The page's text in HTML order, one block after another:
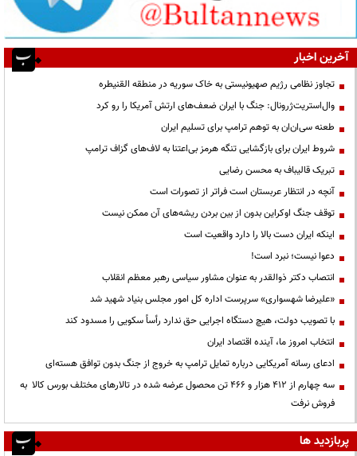
آخرین اخبار
تجاوز نظامی رژیم صهیونیستی به خاک سوریه در منطقه القنیطره
وال‌استریت‌ژرونال: جنگ با ایران ضعف‌های ارتش آمریکا را رو کرد
طعنه سی‌ان‌ان به توهم ترامپ برای تسلیم ایران
شروط ایران برای بازگشایی تنگه هرمز بی‌اعتنا به لاف‌های گزاف ترامپ
تبریک قالیباف به محسن رضایی
آنچه در انتظار عربستان است فراتر از تصورات است
توقف جنگ اوکراین بدون از بین بردن ریشه‌های آن ممکن نیست
اینکه ایران دست بالا را دارد واقعیت است
دعوا نیست؛ نبرد است!
انتصاب دکتر ذوالقدر به عنوان مشاور سیاسی رهبر معظم انقلاب
«علیرضا شهسواری» سرپرست اداره کل امور مجلس بنیاد شهید شد
با تصویب دولت، هیچ دستگاه اجرایی حق ندارد رأساً سکویی را مسدود کند
انتخاب امروز ما، آینده اقتصاد ایران
ادعای رسانه آمریکایی درباره تمایل ترامپ به خروج از جنگ بدون توافق هسته‌ای
سه چهارم از ۴۱۲ هزار و ۴۶۶ تن محصول عرضه شده در تالارهای مختلف بورس کالا به
فروش نرفت
پربازدید ها